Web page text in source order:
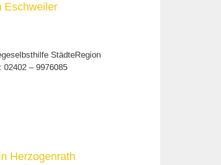
Eschweiler
StädteRegion
– 9976085
Herzogenrath